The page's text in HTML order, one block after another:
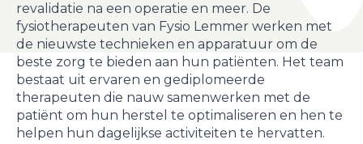
revalidatie na een operatie en meer. De
fysiotherapeuten van Fysio Lemmer werken met
de nieuwste technieken en apparatuur om de
beste zorg te bieden aan hun patiënten. Het team
bestaat uit ervaren en gediplomeerde
therapeuten die nauw samenwerken met de
patiënt om hun herstel te optimaliseren en hen te
helpen hun dagelijkse activiteiten te hervatten.